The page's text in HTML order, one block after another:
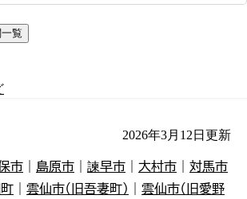
覧
2026年3月12日 更新
市 島原市 諫早市 大村市
対馬市
雲仙市（旧吾妻町）
雲仙市（旧愛野